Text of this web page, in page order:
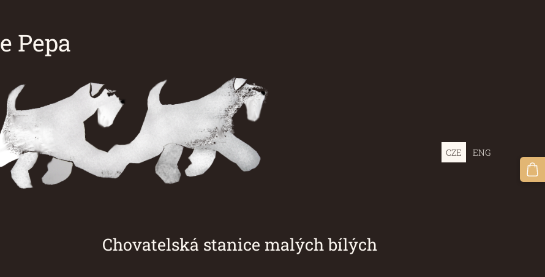
Pepa
stanice malých bílých
CZE ENG